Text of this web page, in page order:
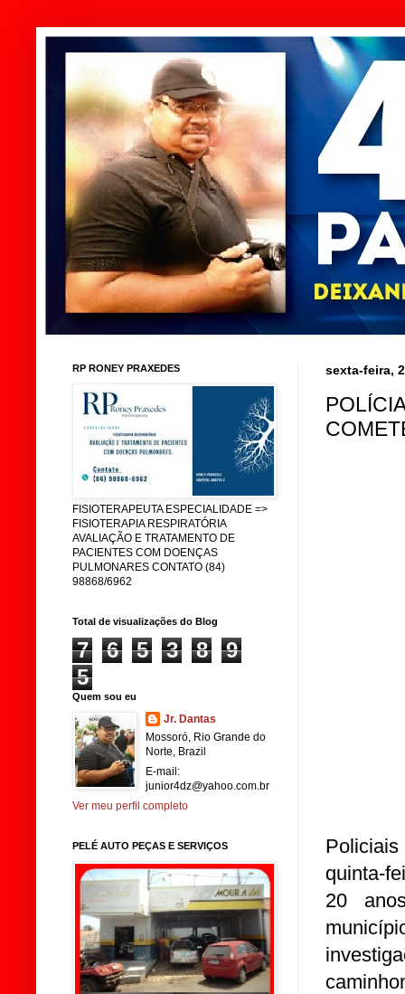
sexta-feira,
quinta-
20
RP RONEY PRAXEDES
FISIOTERAPEUTA ESPECIALIDADE =>
FISIOTERAPIA RESPIRATÓRIA
AVALIAÇÃO E TRATAMENTO DE
PACIENTES COM DOENÇAS
PULMONARES CONTATO (84)
98868/6962
Total de visualizações do Blog
7 6 5 3 8
9
5
Quem sou eu
Jr. Dantas
Mossoró, Rio Grande do
Norte, Brazil
E-mail:
junior4dz@yahoo.com.br
Ver meu perfil completo
PELÉ AUTO PEÇAS E SERVIÇOS